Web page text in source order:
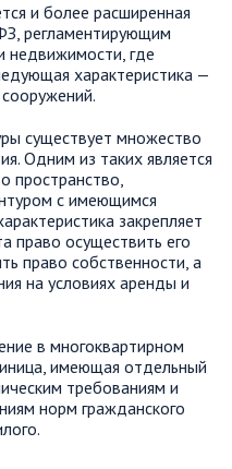
и более расширенная
регламентирующим
недвижимости, где
характеристика —
существует множество
Одним из таких является
пространство,
с имеющимся
закрепляет
право осуществить его
право собственности, а
на условиях аренды и
в многоквартирном
имеющая отдельный
требованиям и
норм гражданского